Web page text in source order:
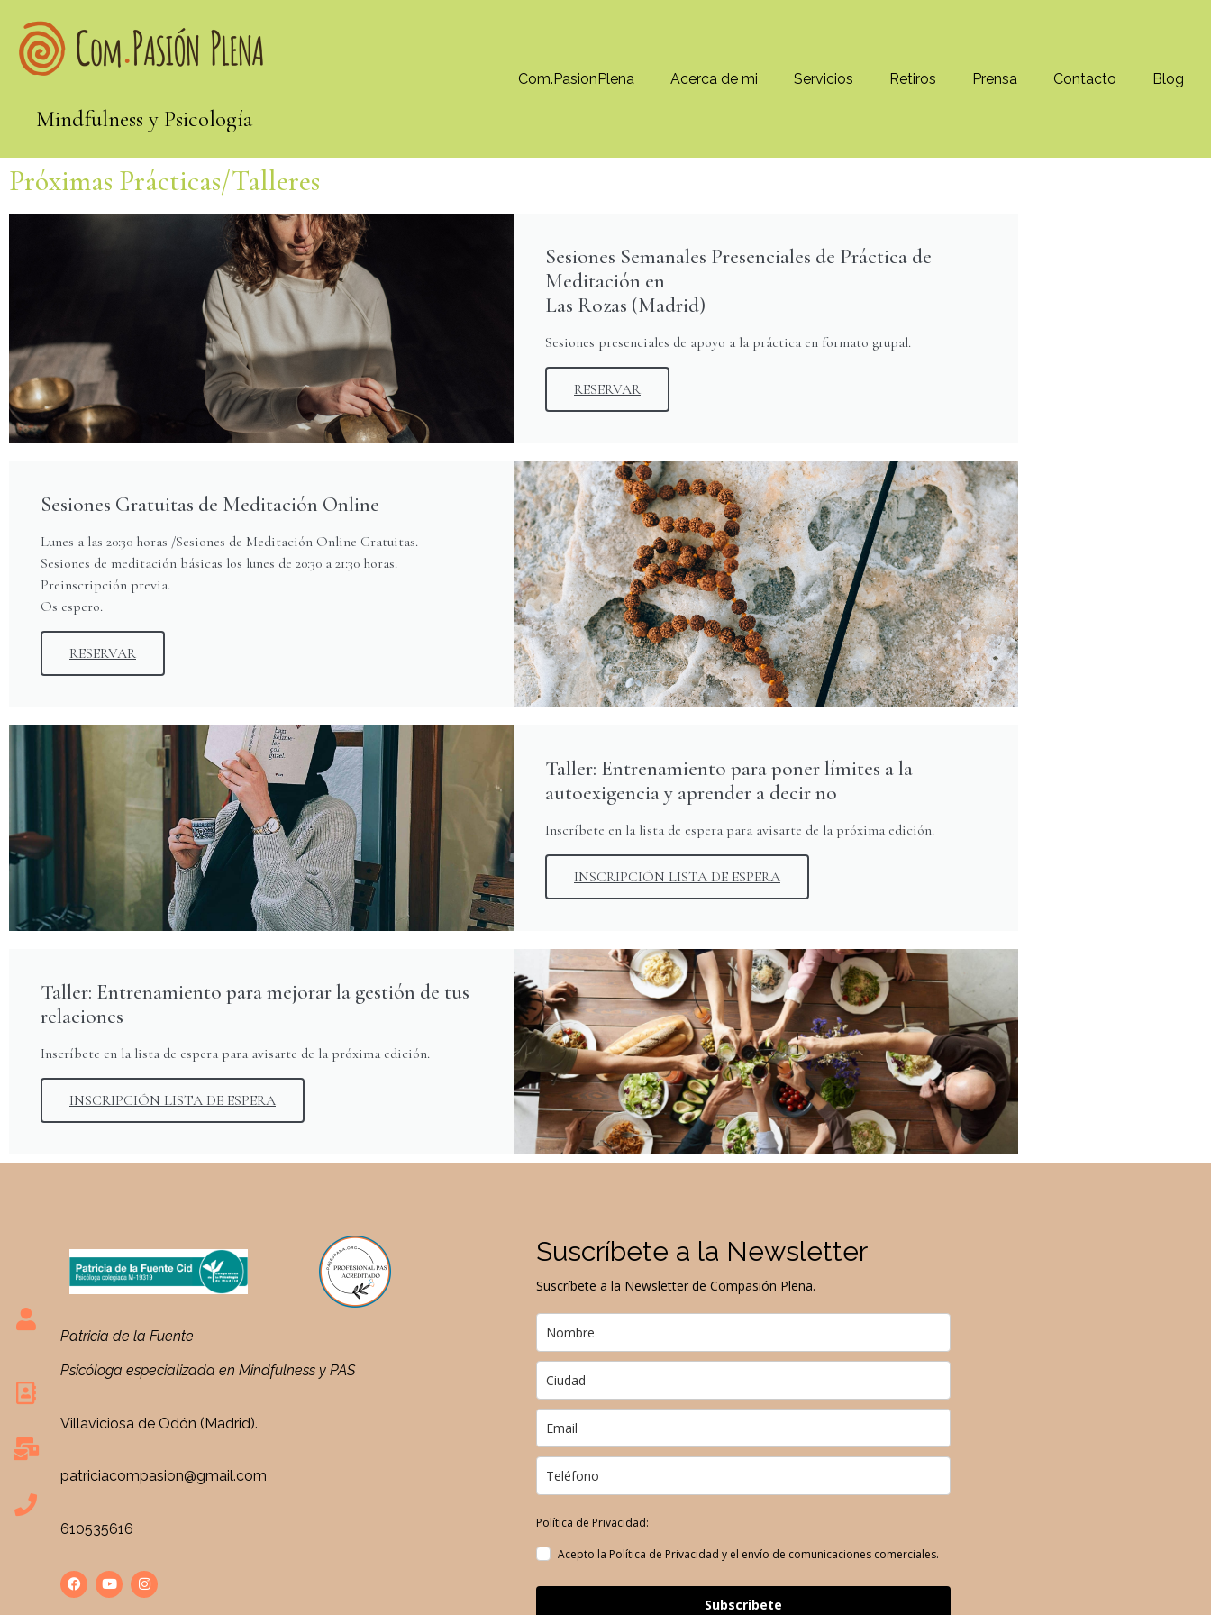
Mindfulness y Psicología
Com.PasionPlena Acerca de mi Servicios Retiros Prensa Contacto Blog
Próximas Prácticas/Talleres
Sesiones Semanales Presenciales de Práctica de
Meditación en
Las Rozas (Madrid)
Sesiones presenciales de apoyo a la práctica en formato grupal.
RESERVAR
Sesiones Gratuitas de Meditación Online
Lunes a las 20:30 horas /Sesiones de Meditación Online Gratuitas.
Sesiones de meditación básicas los lunes de 20:30 a 21:30 horas.
Preinscripción previa.
Os espero.
RESERVAR
Taller: Entrenamiento para poner límites a la
autoexigencia y aprender a decir no
Inscríbete en la lista de espera para avisarte de la próxima edición.
INSCRIPCIÓN LISTA DE ESPERA
Taller: Entrenamiento para mejorar la gestión de tus
relaciones
Inscríbete en la lista de espera para avisarte de la próxima edición.
INSCRIPCIÓN LISTA DE ESPERA
Patricia de la Fuente
Psicóloga especializada en Mindfulness y PAS
Villaviciosa de Odón (Madrid).
patriciacompasion@gmail.com
610535616
Suscríbete a la Newsletter
Suscríbete a la Newsletter de Compasión Plena.
Política de Privacidad:
Acepto la Política de Privacidad y el envío de comunicaciones comerciales.
Subscribete